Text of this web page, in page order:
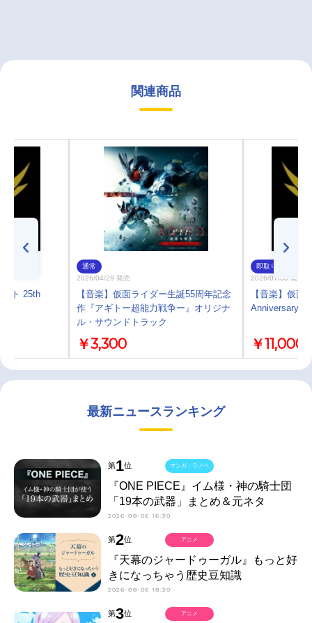
関連商品
ト 25th
通常
2026/04/29 発売
【音楽】仮面ライダー生誕55周年記念
作『アギトー超能力戦争ー』オリジナ
ル・サウンドトラック
￥3,300
即取り
2026/07/08 発売
【音楽】仮面
Anniversary
￥11,000
最新ニュースランキング
第1位
『ONE PIECE』イム様・神の騎士団
「19本の武器」まとめ＆元ネタ
2026-08-06 16:30
マンガ・ラノベ
第2位
『天幕のジャードゥーガル』もっと好
きになっちゃう歴史豆知識
2026-08-06 18:30
アニメ
第3位 アニメ